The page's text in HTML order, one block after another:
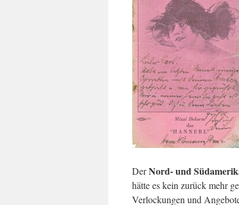
DerNord- und
hätte es kein zurück mehr
Verlockungen und